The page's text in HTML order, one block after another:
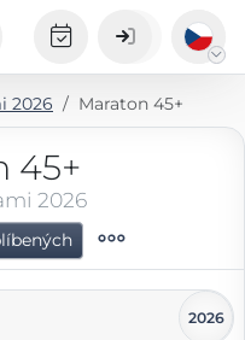
2026 Maraton 45+
45+
2026
2026